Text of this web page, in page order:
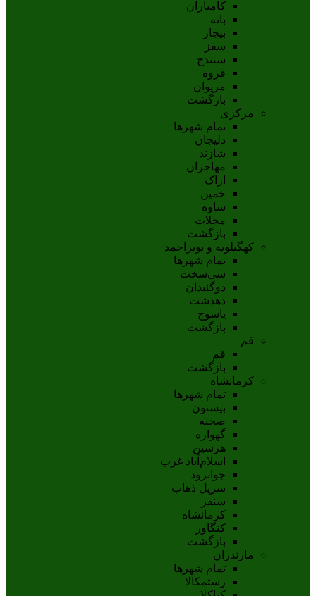
کامیاران
بانه
بيجار
سقز
سنندج
قروه
مريوان
بازگشت
مرکزی
تمام شهر‌ها
دلیجان
شازند
مهاجران
اراک
خمين
ساوه
محلات
بازگشت
کهگیلویه و بویراحمد
تمام شهر‌ها
سی‌سخت
دوگنبدان
دهدشت
ياسوج
بازگشت
قم
قم
بازگشت
کرمانشاه
تمام شهر‌ها
بیستون
صحنه
گهواره
هرسین
اسلام‌‌آباد غرب
جوانرود
سرپل ذهاب
سنقر
کرمانشاه
کنگاور
بازگشت
مازندران
تمام شهر‌ها
رستمکالا